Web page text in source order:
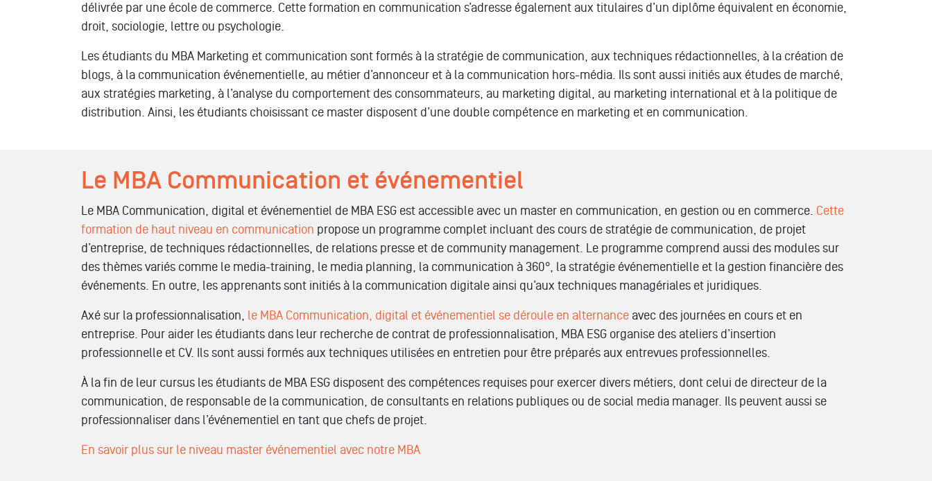
délivrée par une école de commerce. Cette formation en communication s’adresse également aux titulaires d’un diplôme équivalent en économie,
droit, sociologie, lettre ou psychologie.
Les étudiants du MBA Marketing et communication sont formés à la stratégie de communication, aux techniques rédactionnelles, à la création de
blogs, à la communication événementielle, au métier d’annonceur et à la communication hors-média. Ils sont aussi initiés aux études de marché,
aux stratégies marketing, à l’analyse du comportement des consommateurs, au marketing digital, au marketing international et à la politique de
distribution. Ainsi, les étudiants choisissant ce master disposent d’une double compétence en marketing et en communication.
Le MBA Communication et événementiel
Le MBA Communication, digital et événementiel de MBA ESG est accessible avec un master en communication, en gestion ou en commerce. Cette
formation de haut niveau en communication propose un programme complet incluant des cours de stratégie de communication, de projet
d’entreprise, de techniques rédactionnelles, de relations presse et de community management. Le programme comprend aussi des modules sur
des thèmes variés comme le media-training, le media planning, la communication à 360°, la stratégie événementielle et la gestion financière des
événements. En outre, les apprenants sont initiés à la communication digitale ainsi qu’aux techniques managériales et juridiques.
Axé sur la professionnalisation, le MBA Communication, digital et événementiel se déroule en alternance avec des journées en cours et en
entreprise. Pour aider les étudiants dans leur recherche de contrat de professionnalisation, MBA ESG organise des ateliers d’insertion
professionnelle et CV. Ils sont aussi formés aux techniques utilisées en entretien pour être préparés aux entrevues professionnelles.
À la fin de leur cursus les étudiants de MBA ESG disposent des compétences requises pour exercer divers métiers, dont celui de directeur de la
communication, de responsable de la communication, de consultants en relations publiques ou de social media manager. Ils peuvent aussi se
professionnaliser dans l’événementiel en tant que chefs de projet.
En savoir plus sur le niveau master événementiel avec notre MBA